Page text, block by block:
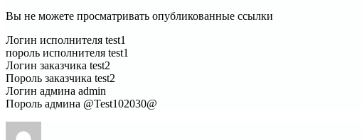
Вы не можете просматривать опубликованные ссылки
Логин исполнителя test1
пороль исполнителя test1
Логин заказчика test2
Пороль заказчика test2
Логин админа admin
Пороль админа @Test102030@